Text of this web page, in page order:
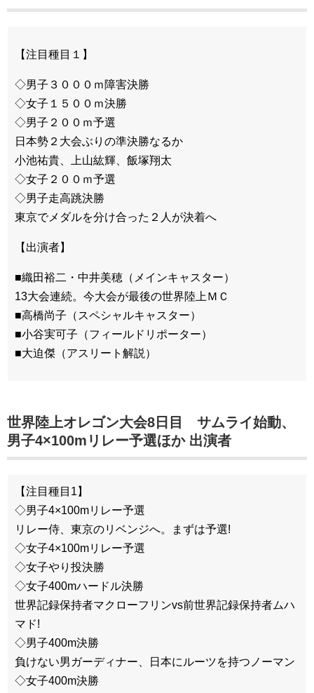
【注目種目１】
◇男子３０００ｍ障害決勝
◇女子１５００ｍ決勝
◇男子２００ｍ予選
日本勢２大会ぶりの準決勝なるか
小池祐貴、上山紘輝、飯塚翔太
◇女子２００ｍ予選
◇男子走高跳決勝
東京でメダルを分け合った２人が決着へ
【出演者】
■織田裕二・中井美穂（メインキャスター）
13大会連続。今大会が最後の世界陸上ＭＣ
■高橋尚子（スペシャルキャスター）
■小谷実可子（フィールドリポーター）
■大迫傑（アスリート解説）
世界陸上オレゴン大会8日目 サムライ始動、
男子4×100mリレー予選ほか 出演者
【注目種目1】
◇男子4×100mリレー予選
リレー侍、東京のリベンジへ。まずは予選!
◇女子4×100mリレー予選
◇女子やり投決勝
◇女子400mハードル決勝
世界記録保持者マクローフリンvs前世界記録保持者ムハ
マド!
◇男子400m決勝
負けない男ガーディナー、日本にルーツを持つノーマン
◇女子400m決勝